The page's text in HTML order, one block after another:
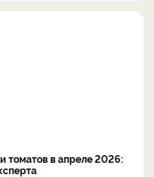
томатов в апреле 2026: